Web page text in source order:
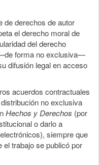
de derechos de autor
el derecho moral de
del derecho
forma no exclusiva—
difusión legal en acceso
acuerdos contractuales
no exclusiva
Hechos y Derechos (por
o darlo a
siempre que
trabajo se publicó por